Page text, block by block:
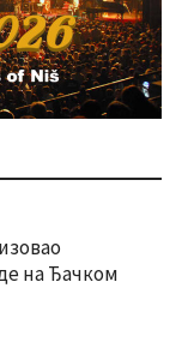
на Ђачком